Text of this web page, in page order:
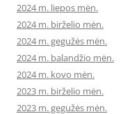
2024 m. liepos mėn.
2024 m. birželio mėn.
2024 m. gegužės mėn.
2024 m. balandžio mėn.
2024 m. kovo mėn.
2023 m. birželio mėn.
2023 m. gegužės mėn.